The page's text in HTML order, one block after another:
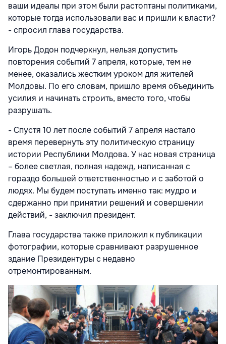
ваши идеалы при этом были растоптаны политиками,
которые тогда использовали вас и пришли к власти?
- спросил глава государства.
Игорь Додон подчеркнул, нельзя допустить
повторения событий 7 апреля, которые, тем не
менее, оказались жестким уроком для жителей
Молдовы. По его словам, пришло время объединить
усилия и начинать строить, вместо того, чтобы
разрушать.
- Спустя 10 лет после событий 7 апреля настало
время перевернуть эту политическую страницу
истории Республики Молдова. У нас новая страница
– более светлая, полная надежд, написанная с
гораздо большей ответственностью и с заботой о
людях. Мы будем поступать именно так: мудро и
сдержанно при принятии решений и совершении
действий, - заключил президент.
Глава государства также приложил к публикации
фотографии, которые сравнивают разрушенное
здание Президентуры с недавно
отремонтированным.